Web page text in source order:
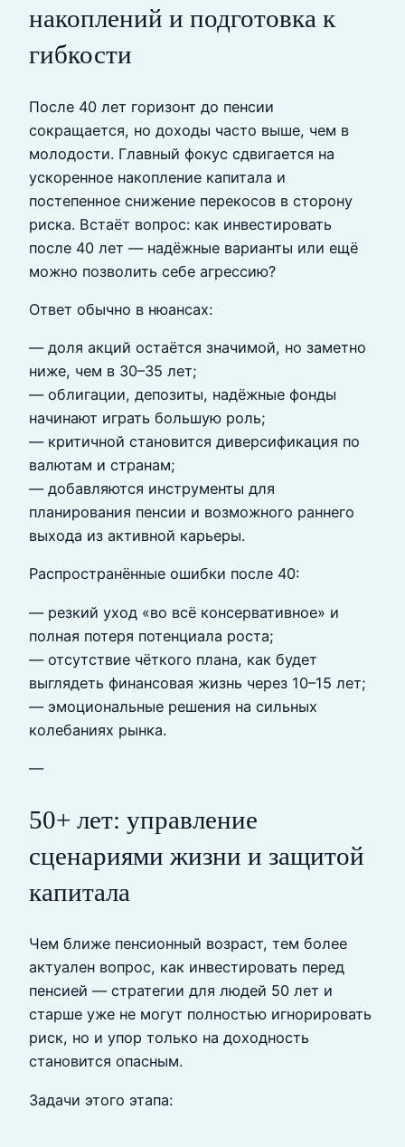
накоплений и подготовка к
гибкости
После 40 лет горизонт до пенсии
сокращается, но доходы часто выше, чем в
молодости. Главный фокус сдвигается на
ускоренное накопление капитала и
постепенное снижение перекосов в сторону
риска. Встаёт вопрос: как инвестировать
после 40 лет — надёжные варианты или ещё
можно позволить себе агрессию?
Ответ обычно в нюансах:
— доля акций остаётся значимой, но заметно
ниже, чем в 30–35 лет;
— облигации, депозиты, надёжные фонды
начинают играть большую роль;
— критичной становится диверсификация по
валютам и странам;
— добавляются инструменты для
планирования пенсии и возможного раннего
выхода из активной карьеры.
Распространённые ошибки после 40:
— резкий уход «во всё консервативное» и
полная потеря потенциала роста;
— отсутствие чёткого плана, как будет
выглядеть финансовая жизнь через 10–15 лет;
— эмоциональные решения на сильных
колебаниях рынка.
—
50+ лет: управление
сценариями жизни и защитой
капитала
Чем ближе пенсионный возраст, тем более
актуален вопрос, как инвестировать перед
пенсией — стратегии для людей 50 лет и
старше уже не могут полностью игнорировать
риск, но и упор только на доходность
становится опасным.
Задачи этого этапа: